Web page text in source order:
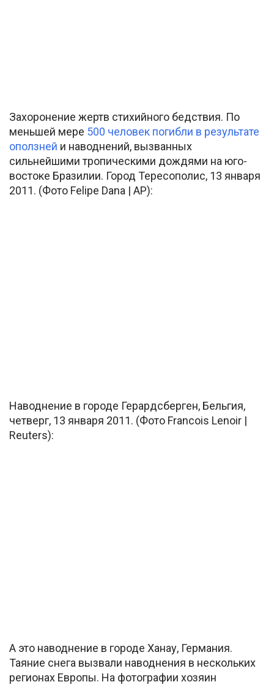
Захоронение жертв стихийного бедствия. По
меньшей мере 500 человек погибли в результате
оползней и наводнений, вызванных
сильнейшими тропическими дождями на юго-
востоке Бразилии. Город Тересополис, 13 января
2011. (Фото Felipe Dana | AP):
Наводнение в городе Герардсберген, Бельгия,
четверг, 13 января 2011. (Фото Francois Lenoir |
Reuters):
А это наводнение в городе Ханау, Германия.
Таяние снега вызвали наводнения в нескольких
регионах Европы. На фотографии хозяин